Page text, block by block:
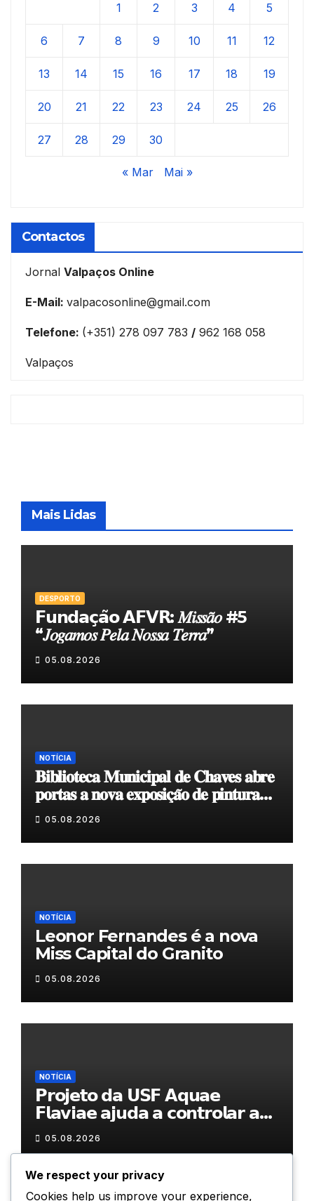
1 2 3 4 5
6 7 8 9 10 11 12
13 14 15 16 17 18 19
20 21 22 23 24 25 26
27 28 29 30
« Mar Mai »
Contactos
Jornal Valpaços Online
E-Mail: valpacosonline@gmail.com
Telefone: (+351) 278 097 783 / 962 168 058
Valpaços
Mais Lidas
DESPORTO
𝗙𝘂𝗻𝗱𝗮𝗰̧𝗮̃𝗼 𝗔𝗙𝗩𝗥: 𝑀𝑖𝑠𝑠𝑎̃𝑜 #5
“𝐽𝑜𝑔𝑎𝑚𝑜𝑠 𝑃𝑒𝑙𝑎 𝑁𝑜𝑠𝑠𝑎 𝑇𝑒𝑟𝑟𝑎”
05.08.2026
NOTÍCIA
𝐁𝐢𝐛𝐥𝐢𝐨𝐭𝐞𝐜𝐚 𝐌𝐮𝐧𝐢𝐜𝐢𝐩𝐚𝐥 𝐝𝐞 𝐂𝐡𝐚𝐯𝐞𝐬 𝐚𝐛𝐫𝐞
𝐩𝐨𝐫𝐭𝐚𝐬 𝐚 𝐧𝐨𝐯𝐚 𝐞𝐱𝐩𝐨𝐬𝐢𝐜̧𝐚̃𝐨 𝐝𝐞 𝐩𝐢𝐧𝐭𝐮𝐫𝐚
𝐝𝐮𝐫𝐚𝐧𝐭𝐞 𝐨 𝐦𝐞̂𝐬 𝐝𝐞 𝐚𝐠𝐨𝐬𝐭𝐨
05.08.2026
NOTÍCIA
Leonor Fernandes é a nova
Miss Capital do Granito
05.08.2026
NOTÍCIA
𝗣𝗿𝗼𝗷𝗲𝘁𝗼 𝗱𝗮 𝗨𝗦𝗙 𝗔𝗾𝘂𝗮𝗲
𝗙𝗹𝗮𝘃𝗶𝗮𝗲 𝗮𝗷𝘂𝗱𝗮 𝗮 𝗰𝗼𝗻𝘁𝗿𝗼𝗹𝗮𝗿 𝗮
𝗮𝗻𝘀𝗶𝗲𝗱𝗮𝗱𝗲
05.08.2026
We respect your privacy
Cookies help us improve your experience,